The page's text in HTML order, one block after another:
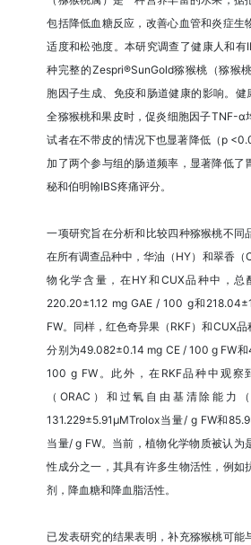
包括降低血糖反应，改善心血管和炎症生
适度和松弛度。本研究调查了健康人和
种完整的Zespri®SunGold猕猴桃（猕猴
胞因子生成、免疫和肠道健康的影响。
全猕猴桃和果皮时，促炎细胞因子TNF-α
试者在不带皮的情况下也显著降低（p
加了两个参与组的肠道频率，显著降低了
秘和伯明翰IBS疼痛评分。
一项研究旨在分析和比较四种猕猴桃不同
在所有调查品种中，华油（HY）和翠香（
物化学含量，在HY和CUX品种中，总
220.20±1.12 mg GAE / 100 g和
FW。同样，红色奇异果（RKF）和CUX品
分别为49.082±0.14 mg CE / 100 g FW
100 g FW。此外，在RKF品种中观察
（ORAC）和过氧自由基清除能力
131.229±5.91μMTrolox当量/ g FW和
当量/ g FW。当前，植物化学物质被认为
性成分之一，其具有许多生物活性，例如
剂，降血糖和降血脂活性。
已发表研究的结果表明，补充猕猴桃可能